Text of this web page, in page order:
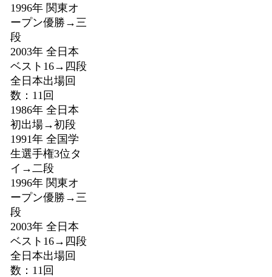
1996年 関東オ
ープン優勝→三
段
2003年 全日本
ベスト16→四段
全日本出場回
数：11回
1986年 全日本
初出場→初段
1991年 全国学
生選手権3位タ
イ→二段
1996年 関東オ
ープン優勝→三
段
2003年 全日本
ベスト16→四段
全日本出場回
数：11回